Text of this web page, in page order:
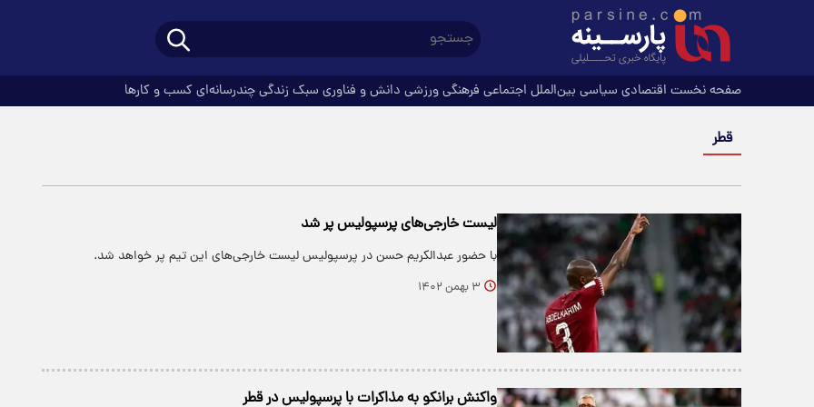
صفحه نخست اقتصادی سیاسی بین‌الملل اجتماعی فرهنگیورزشی دانش و فناوری سبک زندگیچندرسانه‌ای کسب و کارها
قطر
لیست خارجی‌های پرسپولیس پر شد
با حضور عبدالکریم حسن در پرسپولیس لیست خارجی‌های این تیم پر خواهد شد.
۳ بهمن ۱۴۰۲
واکنش برانکو به مذاکرات با پرسپولیس در قطر